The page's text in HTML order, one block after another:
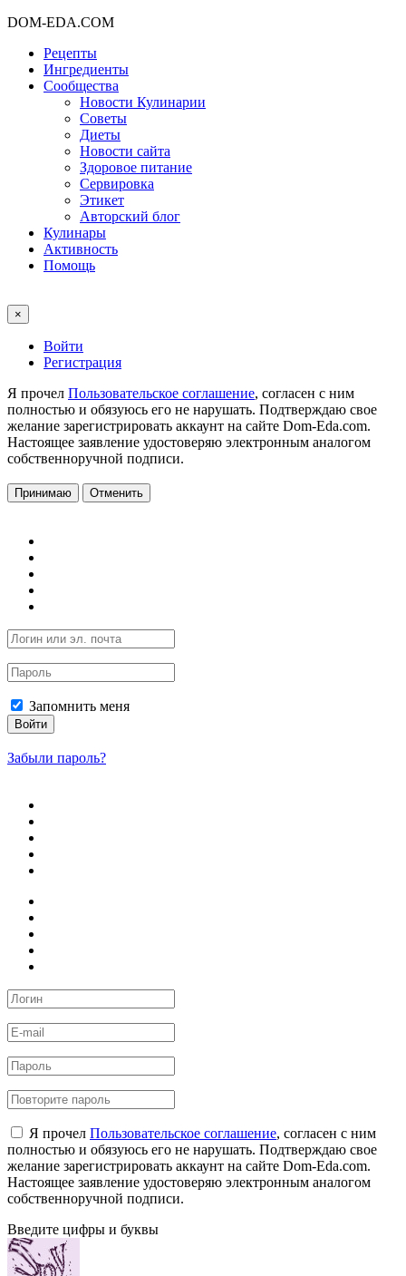
DOM-EDA.COM
Рецепты
Ингредиенты
Сообщества
Новости Кулинарии
Советы
Диеты
Новости сайта
Здоровое питание
Сервировка
Этикет
Авторский блог
Кулинары
Активность
Помощь
×
Войти
Регистрация
Я прочел Пользовательское соглашение, согласен с ним
полностью и обязуюсь его не нарушать. Подтверждаю свое
желание зарегистрировать аккаунт на сайте Dom-Eda.com.
Настоящее заявление удостоверяю электронным аналогом
собственноручной подписи.
Принимаю Отменить
Запомнить меня
Войти
Забыли пароль?
Я прочел Пользовательское соглашение, согласен с ним
полностью и обязуюсь его не нарушать. Подтверждаю свое
желание зарегистрировать аккаунт на сайте Dom-Eda.com.
Настоящее заявление удостоверяю электронным аналогом
собственноручной подписи.
Введите цифры и буквы